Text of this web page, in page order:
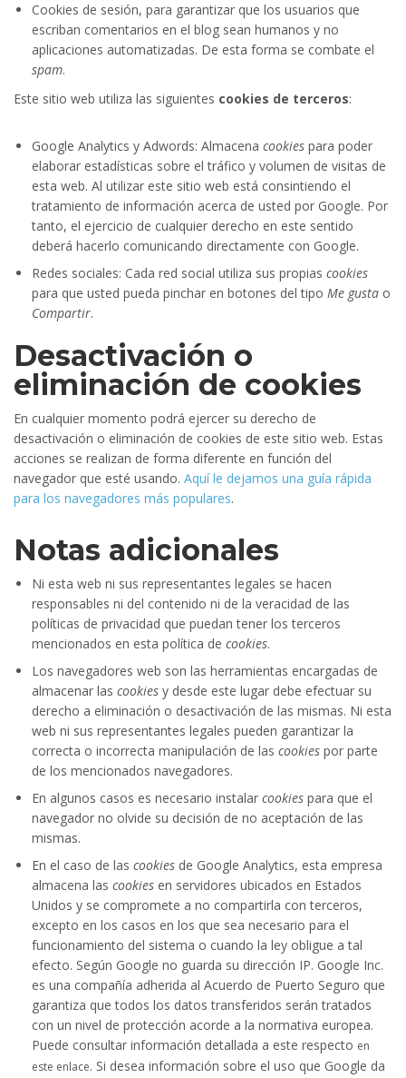
Cookies de sesión, para garantizar que los usuarios que
escriban comentarios en el blog sean humanos y no
aplicaciones automatizadas. De esta forma se combate el
spam.
Este sitio web utiliza las siguientes cookies de terceros:
Google Analytics y Adwords: Almacena cookies para poder
elaborar estadísticas sobre el tráfico y volumen de visitas de
esta web. Al utilizar este sitio web está consintiendo el
tratamiento de información acerca de usted por Google. Por
tanto, el ejercicio de cualquier derecho en este sentido
deberá hacerlo comunicando directamente con Google.
Redes sociales: Cada red social utiliza sus propias cookies
para que usted pueda pinchar en botones del tipo Me gusta o
Compartir.
Desactivación o
eliminación de cookies
En cualquier momento podrá ejercer su derecho de
desactivación o eliminación de cookies de este sitio web. Estas
acciones se realizan de forma diferente en función del
navegador que esté usando. Aquí le dejamos una guía rápida
para los navegadores más populares.
Notas adicionales
Ni esta web ni sus representantes legales se hacen
responsables ni del contenido ni de la veracidad de las
políticas de privacidad que puedan tener los terceros
mencionados en esta política de cookies.
Los navegadores web son las herramientas encargadas de
almacenar las cookies y desde este lugar debe efectuar su
derecho a eliminación o desactivación de las mismas. Ni esta
web ni sus representantes legales pueden garantizar la
correcta o incorrecta manipulación de las cookies por parte
de los mencionados navegadores.
En algunos casos es necesario instalar cookies para que el
navegador no olvide su decisión de no aceptación de las
mismas.
En el caso de las cookies de Google Analytics, esta empresa
almacena las cookies en servidores ubicados en Estados
Unidos y se compromete a no compartirla con terceros,
excepto en los casos en los que sea necesario para el
funcionamiento del sistema o cuando la ley obligue a tal
efecto. Según Google no guarda su dirección IP. Google Inc.
es una compañía adherida al Acuerdo de Puerto Seguro que
garantiza que todos los datos transferidos serán tratados
con un nivel de protección acorde a la normativa europea.
Puede consultar información detallada a este respecto en
este enlace. Si desea información sobre el uso que Google da